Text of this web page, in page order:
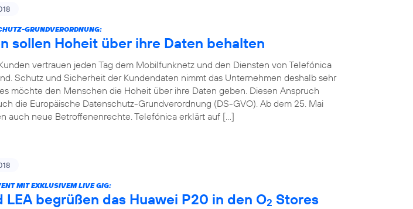
GRUNDVERORDNUNG:
sollen Hoheit über ihre Daten behalten
vertrauen jeden Tag dem Mobilfunknetz und den Diensten von Telefónica
Schutz und Sicherheit der Kundendaten nimmt das Unternehmen deshalb sehr
möchte den Menschen die Hoheit über ihre Daten geben. Diesen Anspruch
die Europäische Datenschutz-Grundverordnung (DS-GVO). Ab dem 25. Mai
auch neue Betroffenenrechte. Telefónica erklärt auf […]
MIT EXKLUSIVEM LIVE GIG:
LEA begrüßen das Huawei P20 in den O2 Stores